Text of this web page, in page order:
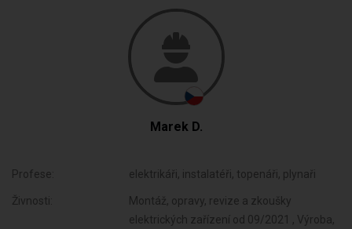
Marek D.
Profese: elektrikáři, instalatéři, topenáři, plynaři
Živnosti:
Montáž, opravy, revize a zkoušky
elektrických zařízení od 09/2021 , Výroba,